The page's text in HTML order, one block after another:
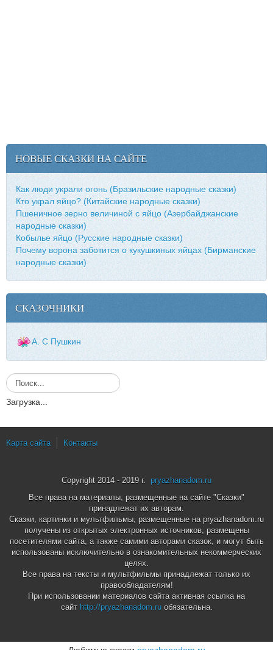
НОВЫЕ СКАЗКИ НА САЙТЕ
Как люди украли огонь (Бразильские народные сказки)
Кто украл яйцо? (Китайские народные сказки)
Пшеничное зерно величиной с яйцо (Азербайджанские
народные сказки)
Кобылье яйцо (Русские народные сказки)
Почему ворона заботится о кукушкиных яйцах (Бирманские
народные сказки)
СКАЗОЧНИКИ
А. С Пушкин
И
с
к
т
ь
Загрузка...
Карта сайта Контакты
Copyright 2014 - 2019 г. pryazhanadom.ru
Все права на материалы, размещенные на сайте "Сказки"
принадлежат их авторам.
Сказки, картинки и мультфильмы, размещенные на pryazhanadom.ru
получены из открытых электронных источников, размещены
посетителями сайта, а также самими авторами сказок, и могут быть
использованы исключительно в ознакомительных некоммерческих
целях.
Все права на тексты и мультфильмы принадлежат только их
правообладателям!
При использовании материалов сайта активная ссылка на
сайт http://pryazhanadom.ruобязательна.